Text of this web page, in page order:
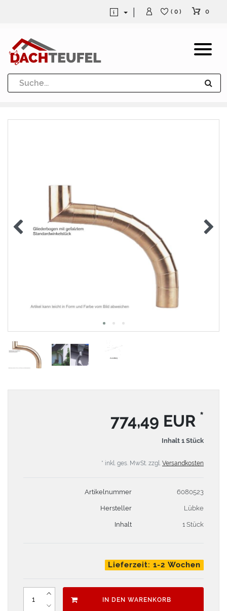
Dachrinne und Fallrohre
Werkzeuge und Löttechnik
( 0 ) 0
774,49 EUR *
Inhalt 1 Stück
* inkl. ges. MwSt. zzgl. Versandkosten
Artikelnummer 6080523
Hersteller Lübke
Inhalt 1 Stück
Lieferzeit: 1-2 Wochen
IN DEN WARENKORB